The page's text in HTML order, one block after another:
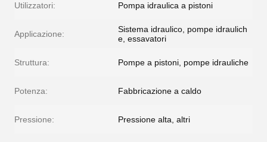
Utilizzatori: Pompa idraulica a pistoni
Applicazione:
Sistema idraulico, pompe idraulich
e, essavatori
Struttura: Pompe a pistoni, pompe idrauliche
Potenza: Fabbricazione a caldo
Pressione: Pressione alta, altri